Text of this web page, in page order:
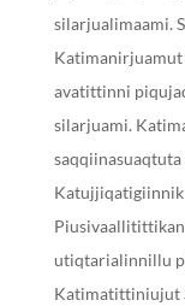
silarjualimaami.
avatittinni
silarjuami.
utiqtarialinnillu
Katimatittiniujut